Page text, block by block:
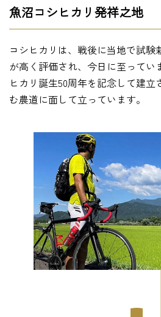
魚沼コシヒカリ発祥之地
コシヒカリは、戦後に当地で試験
が高く評価され、今日に至ってい
ヒカリ誕生50周年を記念して建
む農道に面して立っています。